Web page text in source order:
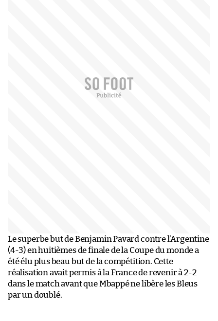
Le superbe but de Benjamin Pavard contre l’Argentine
(4-3) en huitièmes de finale de la Coupe du monde a
été élu plus beau but de la compétition. Cette
réalisation avait permis à la France de revenir à 2-2
dans le match avant que Mbappé ne libère les Bleus
par un doublé.